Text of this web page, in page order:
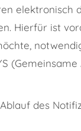
Hierfür ist
des